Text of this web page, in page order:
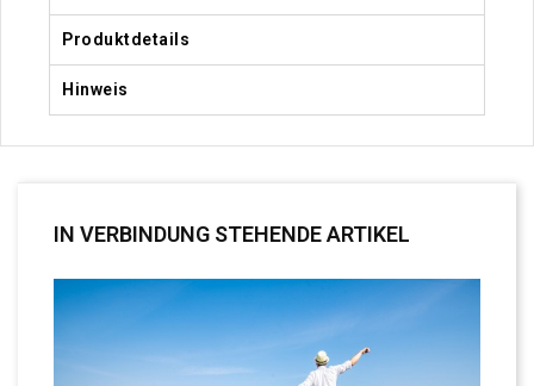
Produktdetails
Hinweis
IN VERBINDUNG STEHENDE ARTIKEL